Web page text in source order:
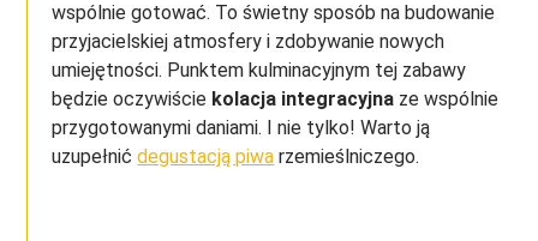
wspólnie gotować. To świetny sposób na budowanie
przyjacielskiej atmosfery i zdobywanie nowych
umiejętności. Punktem kulminacyjnym tej zabawy
będzie oczywiście kolacja integracyjna ze wspólnie
przygotowanymi daniami. I nie tylko! Warto ją
uzupełnićdegustacją piwa rzemieślniczego.